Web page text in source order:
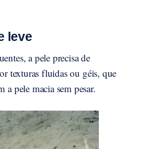
leve
a pele precisa de
texturas fluidas ou géis, que
a pele macia sem pesar.